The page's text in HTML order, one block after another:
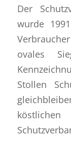
Der
wurde
ovales
Stollen